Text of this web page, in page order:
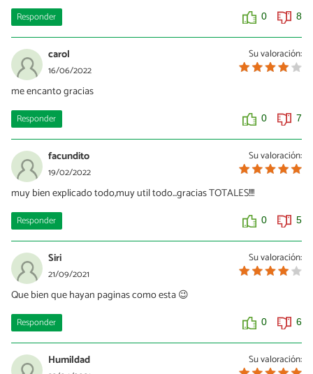
Responder 0 8
Su valoración:
carol
16/06/2022
me encanto gracias
Responder 0 7
Su valoración:
facundito
19/02/2022
muy bien explicado todo,muy util todo...gracias TOTALES!!!!
Responder 0 5
Su valoración:
Siri
21/09/2021
Que bien que hayan paginas como esta 😉
Responder 0 6
Su valoración:
Humildad